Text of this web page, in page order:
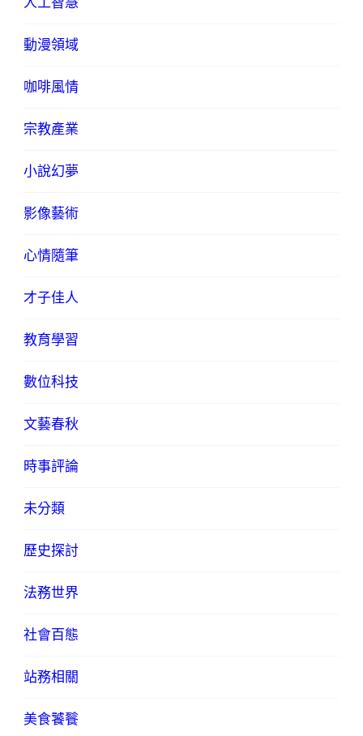
動漫領域
咖啡風情
宗教產業
小說幻夢
影像藝術
心情隨筆
才子佳人
教育學習
數位科技
文藝春秋
時事評論
未分類
歷史探討
法務世界
社會百態
站務相關
美食饕餮